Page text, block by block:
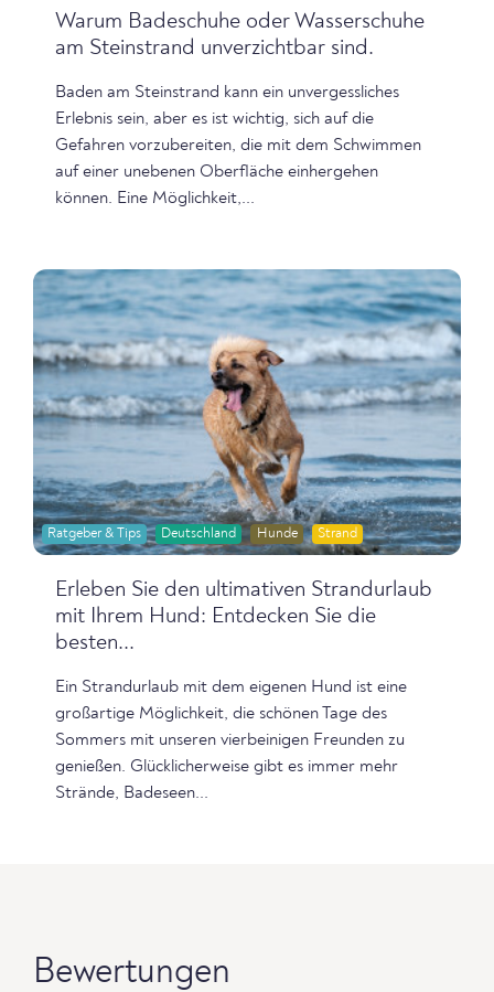
Warum Badeschuhe oder Wasserschuhe
am Steinstrand unverzichtbar sind.
Baden am Steinstrand kann ein unvergessliches
Erlebnis sein, aber es ist wichtig, sich auf die
Gefahren vorzubereiten, die mit dem Schwimmen
auf einer unebenen Oberfläche einhergehen
können. Eine Möglichkeit,...
Ratgeber & Tips Deutschland Hunde Strand
Erleben Sie den ultimativen Strandurlaub
mit Ihrem Hund: Entdecken Sie die
besten...
Ein Strandurlaub mit dem eigenen Hund ist eine
großartige Möglichkeit, die schönen Tage des
Sommers mit unseren vierbeinigen Freunden zu
genießen. Glücklicherweise gibt es immer mehr
Strände, Badeseen...
Bewertungen